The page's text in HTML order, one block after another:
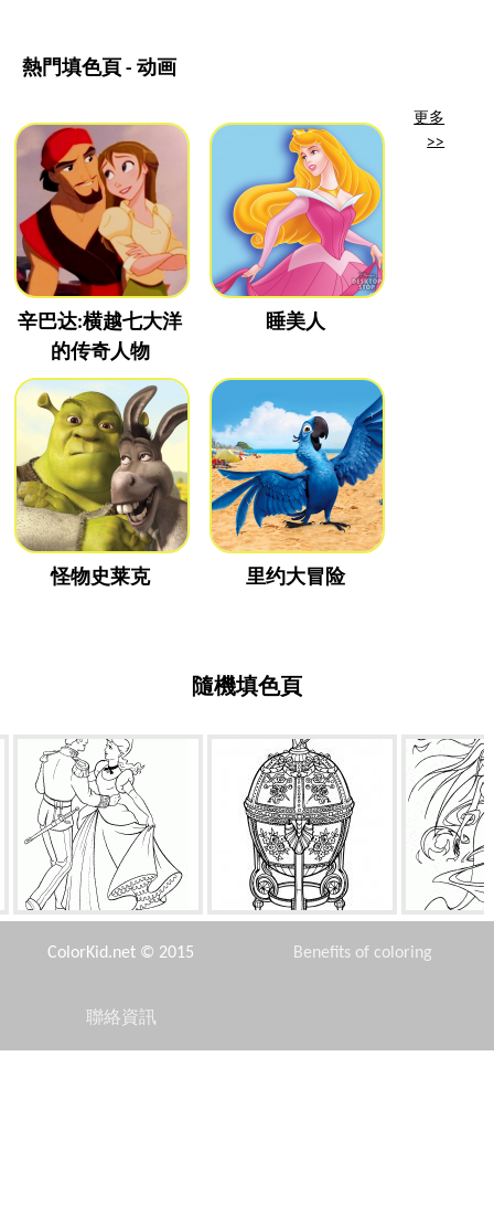
熱門填色頁 - 动画
辛巴达:横越七大洋
的传奇人物
睡美人
怪物史莱克 里约大冒险
更多
>>
隨機填色頁
灰姑娘和王子的舞會 法貝熱蛋 艾爾 -
ColorKid.net © 2015 Benefits of coloring
聯絡資訊